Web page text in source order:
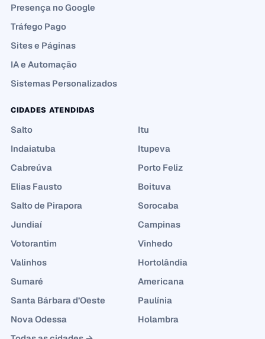
Presença no Google
Tráfego Pago
Sites e Páginas
IA e Automação
Sistemas Personalizados
CIDADES ATENDIDAS
Salto
Itu
Indaiatuba
Itupeva
Cabreúva
Porto Feliz
Elias Fausto
Boituva
Salto de Pirapora
Sorocaba
Jundiaí
Campinas
Votorantim
Vinhedo
Valinhos
Hortolândia
Sumaré
Americana
Santa Bárbara d’Oeste
Paulínia
Nova Odessa
Holambra